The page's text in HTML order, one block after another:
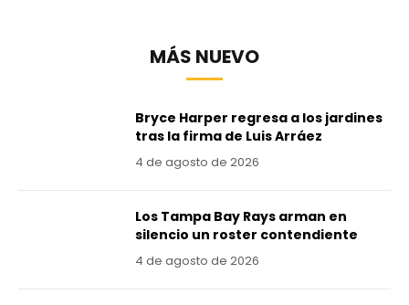
MÁS NUEVO
Bryce Harper regresa a los jardines
tras la firma de Luis Arráez
4 de agosto de 2026
Los Tampa Bay Rays arman en
silencio un roster contendiente
4 de agosto de 2026